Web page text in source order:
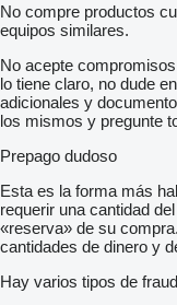
No compre productos
equipos similares.
No acepte
lo tiene claro, no dude
adicionales y
los mismos y pregunte
Prepago dudoso
Esta es la forma más
requerir una cantidad
«reserva» de su
cantidades de dinero y
Hay varios tipos de